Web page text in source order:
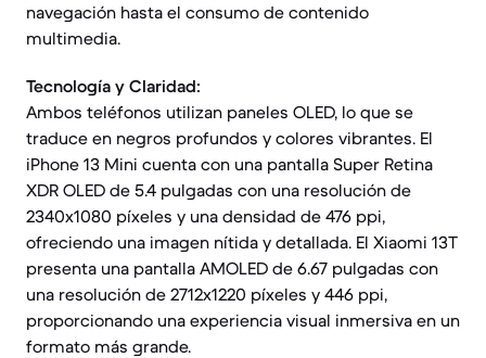
navegación hasta el consumo de contenido
multimedia.
Tecnología y Claridad:
Ambos teléfonos utilizan paneles OLED, lo que se
traduce en negros profundos y colores vibrantes. El
iPhone 13 Mini cuenta con una pantalla Super Retina
XDR OLED de 5.4 pulgadas con una resolución de
2340x1080 píxeles y una densidad de 476 ppi,
ofreciendo una imagen nítida y detallada. El Xiaomi 13T
presenta una pantalla AMOLED de 6.67 pulgadas con
una resolución de 2712x1220 píxeles y 446 ppi,
proporcionando una experiencia visual inmersiva en un
formato más grande.